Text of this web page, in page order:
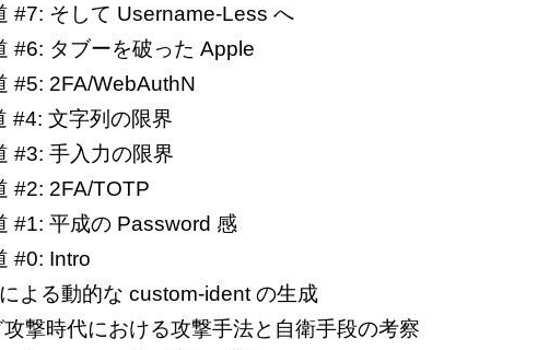
#7: そして Username-Less へ
#6: タブーを破った Apple
#5: 2FA/WebAuthN
#4: 文字列の限界
#3: 手入力の限界
#2: 2FA/TOTP
#1: 平成の Password 感
#0: Intro
よる動的な custom-ident の生成
撃時代における攻撃手法と自衛手段の考察